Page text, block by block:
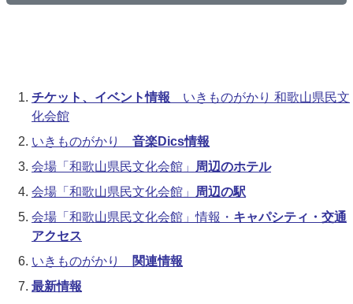
チケット、イベント情報 いきものがかり 和歌山県民文
化会館
いきものがかり 音楽Dics情報
会場「和歌山県民文化会館」
周辺のホテル
会場「和歌山県民文化会館」
周辺の駅
会場「和歌山県民文化会館」情報・ キャパシティ・交通
アクセス
いきものがかり
関連情報
最新情報